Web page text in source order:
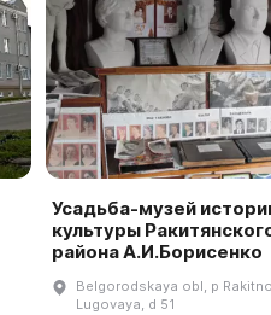
Усадьба-музей
культуры
района А.И.Борисенко
Belgorodskaya obl, p
Lugovaya, d 51